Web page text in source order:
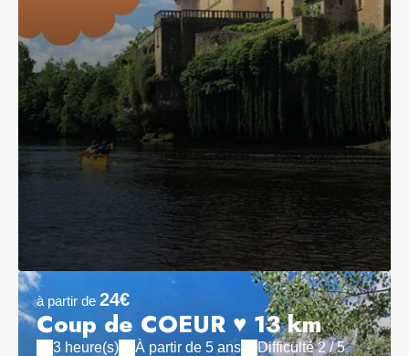
à partir de 24€
Coup de COEUR ♥ 13 km
3 heure(s) À partir de 5 ans
Difficulté 2 / 5